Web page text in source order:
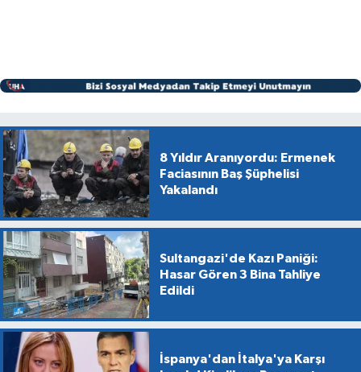
8 Yıldır Aranıyordu: Ermenek
Faciasının Baş Şüphelisi
Yakalandı
Sultangazi'de Kazı Paniği:
Hasar Gören 3 Bina Tahliye
Edildi
İspanya'dan İtalya'ya Karşı